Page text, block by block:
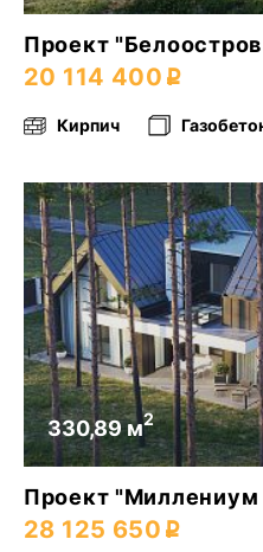
Проект
20 114 400
Кирпич
330,89 м2
Проект "Миллениум
28 125 650